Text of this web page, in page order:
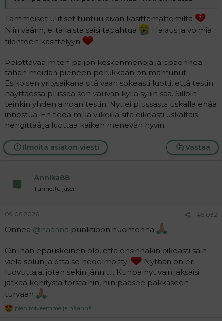
Tämmöiset uutiset tuntuu aivan käsittämättömiltä
Niin väärin, ei tällaista saisi tapahtua
Halaus ja voimia
tilanteen käsittelyyn
Pelottavaa miten paljon keskenmenoja ja epäonnea
tähän meidän pieneen porukkaan on mahtunut.
Esikoisen yritysaikana sitä vaan sokeasti luotti, että testin
näyttäessä plussaa sen vauvan kyllä syliin saa. Silloin
teinkin yhden ainoan testin. Nyt ei plussasta uskalla enää
innostua. En tiedä millä viikoilla sitä oikeasti uskaltais
hengittää ja luottaa kaiken menevän hyvin.
Vastaa
Ilmoita asiaton viesti
Annika88
Tunnettu jäsen
09.06.2026 #5 032
Onnea @näännä punktioon huomenna
On ihan epäuskoinen olo, että ensinnäkin oikeasti sain
vielä solun ja että se hedelmöittyi
Nythän on eri
luovuttaja, joten sekin jännitti. Kunpa nyt vain jaksaisi
jatkaa kehitystä torstaihin, niin pääsee pakkaseen
turvaan
R
pienitoiveemme ja näännä